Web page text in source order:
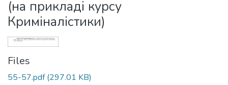
(на прикладі курсу
Криміналістики)
Files
55-57.pdf(297.01 KB)